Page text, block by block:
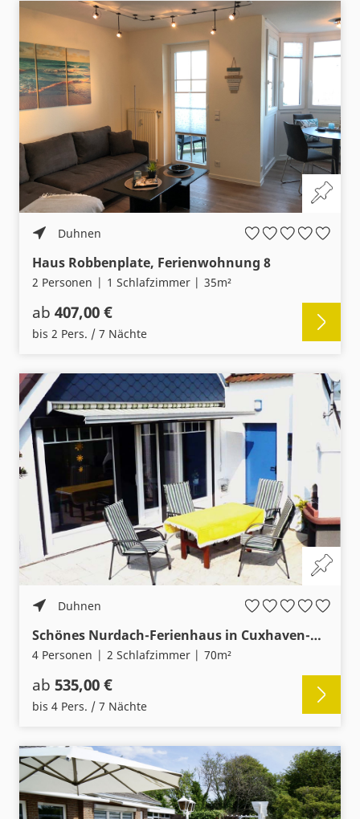
Duhnen
Haus Robbenplate, Ferienwohnung 8
2 Personen 1 Schlafzimmer 35m²
ab 407,00 €
bis 2 Pers. / 7 Nächte
Duhnen
Schönes Nurdach-Ferienhaus in Cuxhaven-Duhnen – Nähe Strand
4 Personen 2 Schlafzimmer 70m²
ab 535,00 €
bis 4 Pers. / 7 Nächte